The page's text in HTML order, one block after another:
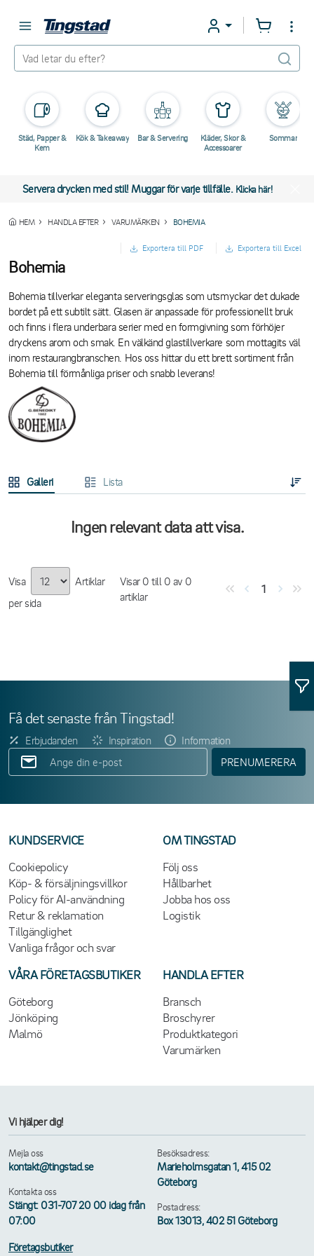
Städ, Papper &
Kem
Kök & Takeaway Bar & Servering
Kläder, Skor &
Accessoarer
Sommar
Servera drycken med stil! Muggar för varje tillfälle. Klicka här!
HEM HANDLA EFTER VARUMÄRKEN BOHEMIA
Exportera till PDF Exportera till Excel
Bohemia
Bohemia tillverkar eleganta serveringsglas som utsmyckar det dukade
bordet på ett subtilt sätt. Glasen är anpassade för professionellt bruk
och finns i flera underbara serier med en formgivning som förhöjer
dryckens arom och smak. En välkänd glastillverkare som mottagits väl
inom restaurangbranschen. Hos oss hittar du ett brett sortiment från
Bohemia till förmånliga priser och snabb leverans!
Galleri Lista
Ingen relevant data att visa.
Visa
Artiklar
per sida
Visar 0 till 0 av 0
artiklar
1
Få det senaste från Tingstad!
Erbjudanden Inspiration
Information
PRENUMERERA
KUNDSERVICE
Cookiepolicy
Köp- & försäljningsvillkor
Policy för AI-användning
Retur & reklamation
Tillgänglighet
Vanliga frågor och svar
OM TINGSTAD
Följ oss
Hållbarhet
Jobba hos oss
Logistik
VÅRA FÖRETAGSBUTIKER
Göteborg
Jönköping
Malmö
HANDLA EFTER
Bransch
Broschyrer
Produktkategori
Varumärken
Vi hjälper dig!
Mejla oss
kontakt@tingstad.se
Kontakta oss
Stängt: 031-707 20 00 idag från
07:00
Besöksadress:
Marieholmsgatan 1, 415 02
Göteborg
Postadress:
Box 13013, 402 51 Göteborg
Företagsbutiker